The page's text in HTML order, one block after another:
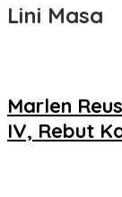
Lini Masa
Marlen
IV, Rebut